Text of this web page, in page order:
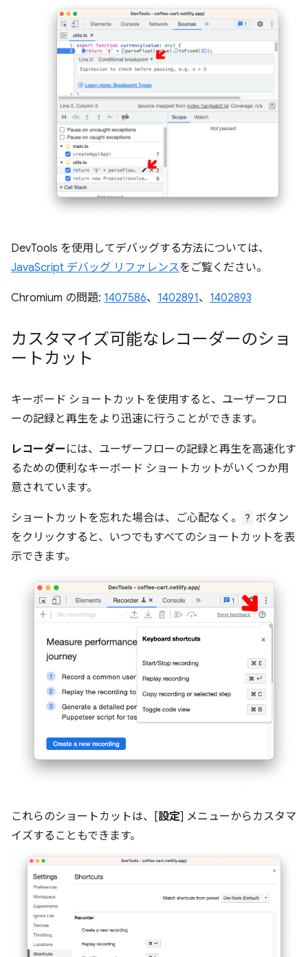
DevTools を使用してデバッグする方法については、
JavaScript デバッグ リファレンスをご覧ください。
Chromium の問題: 1407586、 1402891、 1402893
カスタマイズ可能なレコーダーのショ
ートカット
キーボード ショートカットを使用すると、ユーザーフロ
ーの記録と再生をより迅速に行うことができます。
レコーダー には、ユーザーフローの記録と再生を高速化す
るための便利なキーボード ショートカットがいくつか用
意されています。
ショートカットを忘れた場合は、ご心配なく。 ? ボタン
をクリックすると、いつでもすべてのショートカットを表
示できます。
これらのショートカットは、[設定] メニューからカスタマ
イズすることもできます。